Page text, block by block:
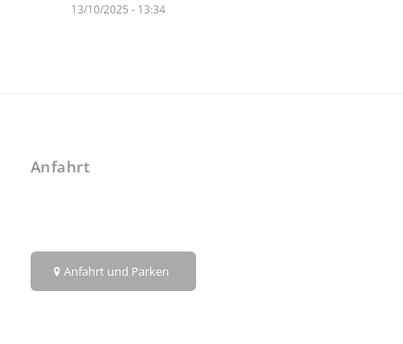
13/10/2025 - 13:34
Anfahrt
Anfahrt und Parken